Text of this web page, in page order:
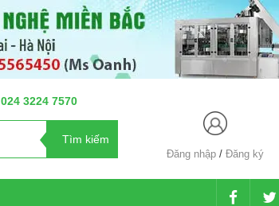
024 3224 7570
Đăng nhập / Đăng ký